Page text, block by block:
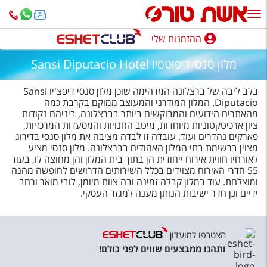
ההזמנות שלי
נופש בארץ
חופשה לפי סגנון
מלונות באילת
טיולים מאורגנים
סגנונות טיול
חבילות נופש
חבילות בריאות וספא
ההזמנות שלי
מלון סנסי דיפוטסיו Sansi Diputacio Hotel
בלב ליבה של ברצלונה המדהימה שוכן מלון סנסי דיפצ'יו Sansi
Diputacio. המלון המודרני והמעוצב ממוקם בקרבת כמה
מהאתרים הידועים והמבוקשים ביותר בברצלונה, ביניהם נקודות
ציון ארכיטקטוניות מיוחדות, מיטב החנויות והמסעדות המרכזיות,
פארקים נהדרים ועוד. עובדה זו לבדה מציבה את מלון סנסי בדירוג
מצוין ברשימת בתי המלון האהודים בברצלונה. מלון סנסי מציע
לאורחיו חווית אירוח ייחודית הן בתוך בית המלון והן מחוצה לו, בעוד
55 חדרי האירוח מצוידים בכלל השירותים הדרושים לחופשה מהנה
ומוצלחת. עוד במלון קבלה זמינה ובה צוות מיומן, לובי מואר ורחב
ידיים וכן חדר ישיבות הנותן מענה למגזר העסקי.
הצטרפו למועדון
ותהנו ממבצעים שווים לפני כולם!